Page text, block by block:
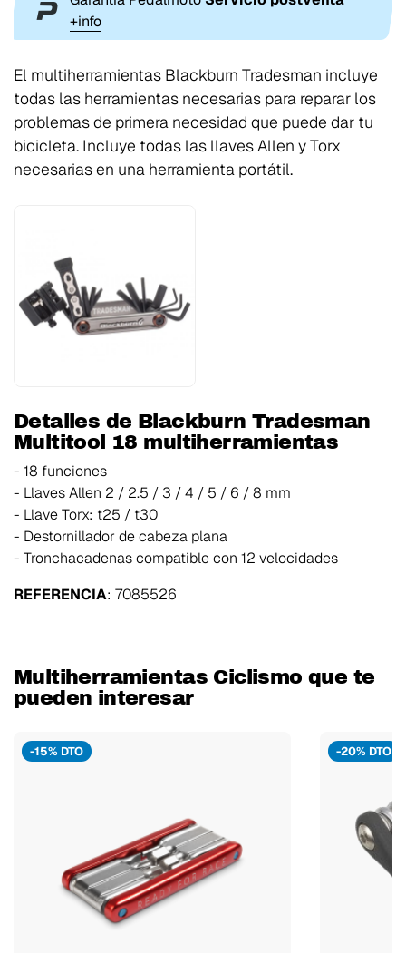
+info
El multiherramientas Blackburn Tradesman incluye
todas las herramientas necesarias para reparar los
problemas de primera necesidad que puede dar tu
bicicleta. Incluye todas las llaves Allen y Torx
necesarias en una herramienta portátil.
Detalles de Blackburn Tradesman
Multitool 18 multiherramientas
- 18 funciones
- Llaves Allen 2 / 2.5 / 3 / 4 / 5 / 6 / 8 mm
- Llave Torx: t25 / t30
- Destornillador de cabeza plana
- Tronchacadenas compatible con 12 velocidades
REFERENCIA: 7085526
Multiherramientas Ciclismo que te
pueden interesar
-15% DTO -20% DTO